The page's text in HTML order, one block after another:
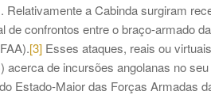
Relativamente a Cabinda surgiram
de confrontos entre o braço-armado
[3] Esses ataques, reais ou
acerca de incursões angolanas no
Estado-Maior das Forças Armadas